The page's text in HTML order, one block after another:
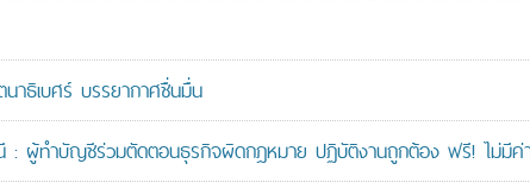
าธิเบศร์ บรรยากาศชื่นมื่น
ผู้ทำบัญชีร่วมตัดตอนธุรกิจผิดกฎหมาย ปฏิบัติงานถูกต้อง ฟรี! ไม่มีค่า